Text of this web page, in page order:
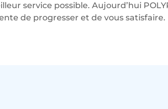
service possible. Aujourd’hui
de progresser et de vous satisfaire.